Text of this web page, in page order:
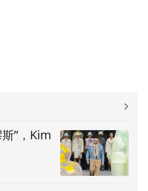
”，Kim
庸皆事
足珍贵